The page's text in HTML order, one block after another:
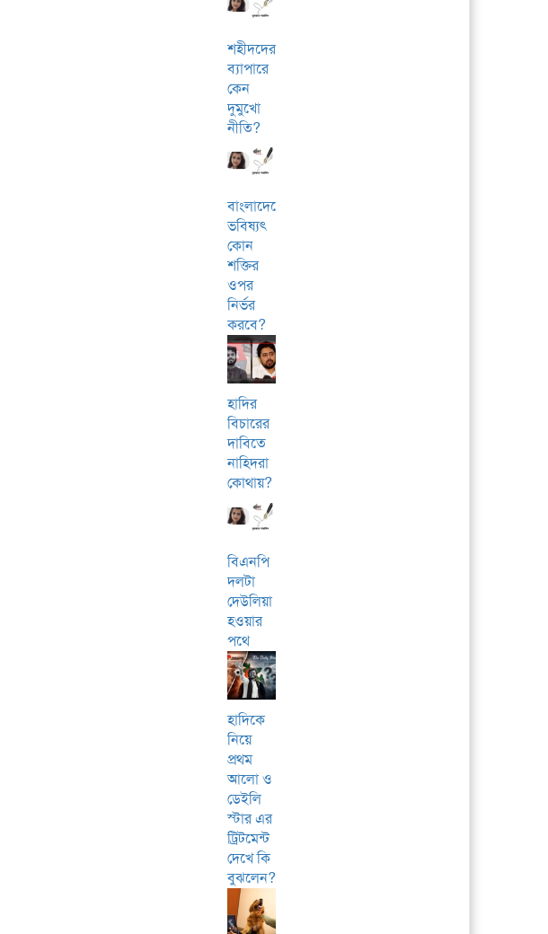
শহীদদের
ব্যাপারে
কেন
দুমুখো
নীতি?
বাংলাদেশের
ভবিষ্যৎ
কোন
শক্তির
ওপর
নির্ভর
করবে?
হাদির
বিচারের
দাবিতে
নাহিদরা
কোথায়?
বিএনপি
দলটা
দেউলিয়া
হওয়ার
পথে
হাদিকে
নিয়ে
প্রথম
আলো ও
ডেইলি
স্টার এর
ট্রিটমেন্ট
দেখে কি
বুঝলেন?